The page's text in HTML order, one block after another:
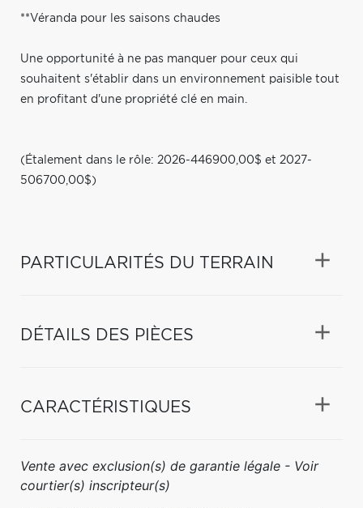
**Véranda pour les saisons chaudes
Une opportunité à ne pas manquer pour ceux qui
souhaitent s'établir dans un environnement paisible tout
en profitant d'une propriété clé en main.
(Étalement dans le rôle: 2026-446900,00$ et 2027-
506700,00$)
PARTICULARITÉS DU TERRAIN
DÉTAILS DES PIÈCES
CARACTÉRISTIQUES
Vente avec exclusion(s) de garantie légale - Voir
courtier(s) inscripteur(s)